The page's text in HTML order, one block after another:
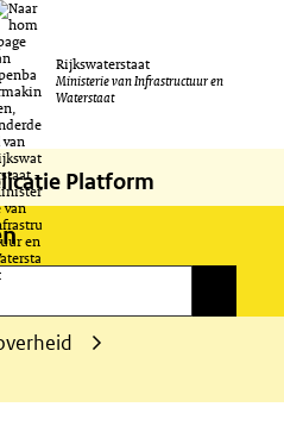
naar
de
inhoud
Rijkswaterstaat
Ministerie van Infrastructuur en
Waterstaat
Platform
Uitklappen